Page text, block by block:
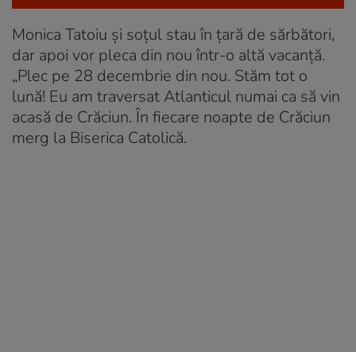
Monica Tatoiu și soțul stau în țară de sărbători,
dar apoi vor pleca din nou într-o altă vacanță.
„Plec pe 28 decembrie din nou. Stăm tot o
lună! Eu am traversat Atlanticul numai ca să vin
acasă de Crăciun. În fiecare noapte de Crăciun
merg la Biserica Catolică.